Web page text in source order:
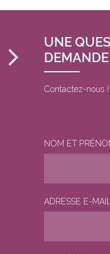
UNE
Contactez-nous !
NOM ET
ADRESSE E-MAIL